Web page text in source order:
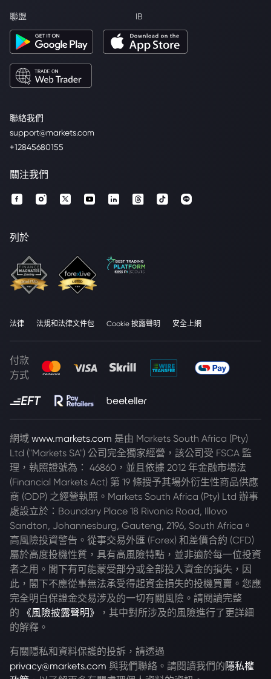
聯絡我們
support@markets.com
+12845680155
聯盟 IB
關注我們
列於
法律 法規和法律文件包 Cookie 披露聲明 安全上網
付款
方式
網域 www.markets.com 是由 Markets South Africa (Pty)
Ltd ("Markets SA") 公司完全獨家經營，該公司受 FSCA 監
理，執照證號為： 46860，並且依據 2012 年金融市場法
(Financial Markets Act) 第 19 條授予其場外衍生性商品供應
商 (ODP) 之經營執照。Markets South Africa (Pty) Ltd 辦事
處設立於：Boundary Place 18 Rivonia Road, Illovo
Sandton, Johannesburg, Gauteng, 2196, South Africa。
高風險投資警告。從事交易外匯 (Forex) 和差價合約 (CFD)
屬於高度投機性質，具有高風險特點，並非適於每一位投資
者之用。閣下有可能蒙受部分或全部投入資金的損失，因
此，閣下不應從事無法承受得起資金損失的投機買賣。您應
完全明白保證金交易涉及的一切有關風險。請閱讀完整
的
《風險披露聲明》
，其中對所涉及的風險進行了更詳細
的解釋。
有關隱私和資料保護的投訴，請透過
privacy@markets.com 與我們聯絡。請閱讀我們的 隱私權